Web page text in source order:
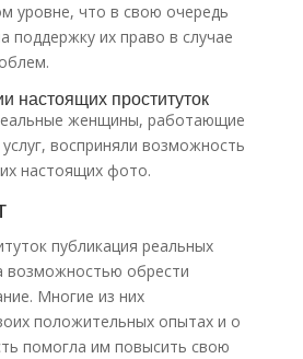
уровне, что в свою очередь
поддержку их право в случае
настоящих проституток
женщины, работающие
восприняли возможность
настоящих фото.
публикация реальных
возможностью обрести
Многие из них
положительных опытах и о
помогла им повысить свою